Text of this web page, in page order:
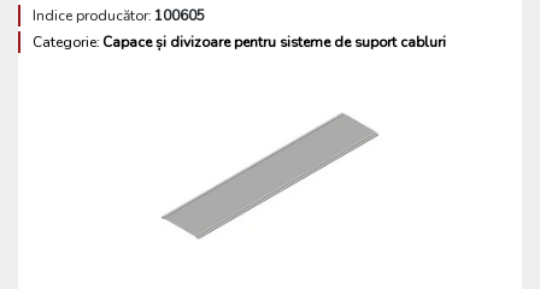
Indice producător: 100605
Categorie: Capace și divizoare pentru sisteme de suport cabluri